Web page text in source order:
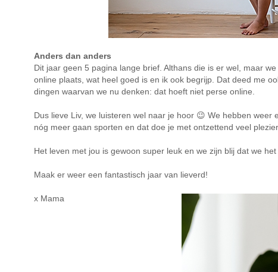
Anders dan anders
Dit jaar geen 5 pagina lange brief. Althans die is er wel, maar
online plaats, wat heel goed is en ik ook begrijp. Dat deed me
dingen waarvan we nu denken: dat hoeft niet perse online.
Dus lieve Liv, we luisteren wel naar je hoor 😉 We hebben
nóg meer gaan sporten en dat doe je met ontzettend veel
Het leven met jou is gewoon super leuk en we zijn blij dat we
Maak er weer een fantastisch jaar van lieverd!
x Mama